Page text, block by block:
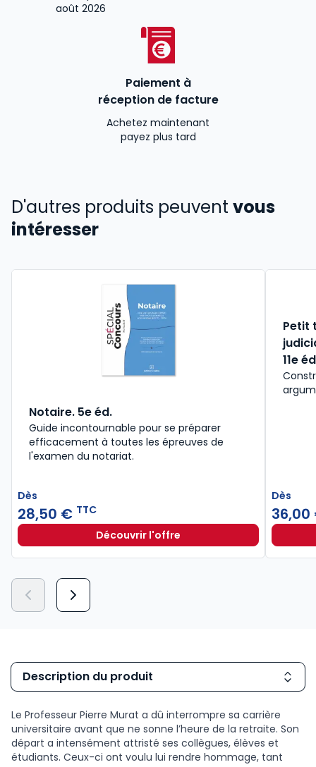
août 2026
Paiement à
réception de facture
Achetez maintenant
payez plus tard
D'autres produits peuvent vous
intéresser
Notaire. 5e éd.
Guide incontournable pour se préparer
efficacement à toutes les épreuves de
l'examen du notariat.
Dès
28,50 € TTC
Découvrir l'offreNotaire. 5e éd. à partir de
Dès
Petit
11e
Dès
Description du produit
Le Professeur Pierre Murat a dû interrompre sa carrière
universitaire avant que ne sonne l’heure de la retraite. Son
départ a intensément attristé ses collègues, élèves et
étudiants. Ceux-ci ont voulu lui rendre hommage, tant